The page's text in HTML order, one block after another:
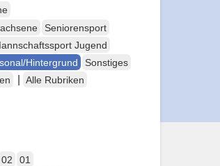
Seniorensport
Jugend
Hintergrund
Sonstiges
Alle Rubriken
02 01